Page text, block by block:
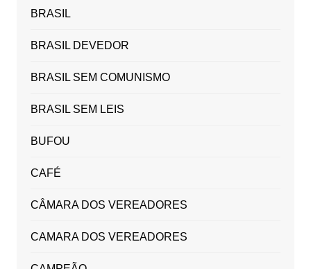
BRASIL
BRASIL DEVEDOR
BRASIL SEM COMUNISMO
BRASIL SEM LEIS
BUFOU
CAFÉ
CÂMARA DOS VEREADORES
CAMARA DOS VEREADORES